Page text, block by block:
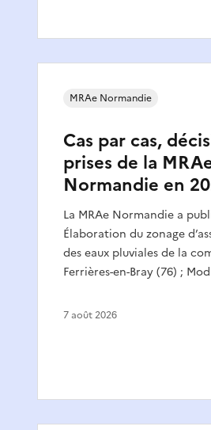
Cas par cas,
prises de la
Normandie en
La MRAe Normandie a
Élaboration du zonage
des eaux pluviales de la
Ferrières-en-Bray (76) ;
MRAe Normandie
7 août 2026